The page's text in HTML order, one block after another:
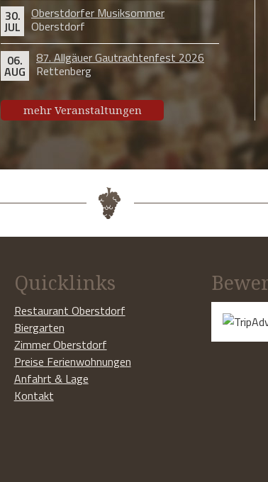
30.
JUL
Oberstdorfer Musiksommer
Oberstdorf
06.
AUG
87. Allgäuer Gautrachtenfest 2026
Rettenberg
mehr Veranstaltungen
Quicklinks
Restaurant Oberstdorf
Biergarten
Zimmer Oberstdorf
Preise Ferienwohnungen
Anfahrt & Lage
Kontakt